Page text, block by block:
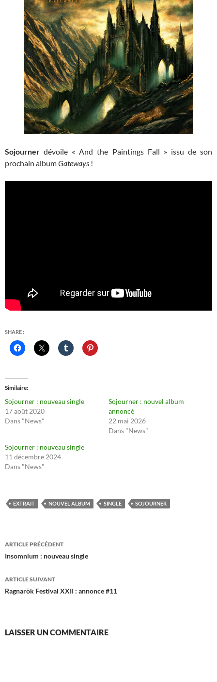
Sojourner dévoile « And the Paintings Fall » issu de son
prochain albumGateways !
SHARE :
Similaire
Sojourner : nouveau single
17 août 2020
Dans "News"
Sojourner : nouvel album
annoncé
22 mai 2026
Dans "News"
Sojourner : nouveau single
11 décembre 2024
Dans "News"
EXTRAIT NOUVEL ALBUM SINGLE SOJOURNER
Navigation
des
articles
ARTICLE PRÉCÉDENT
Insomnium : nouveau single
ARTICLE SUIVANT
Ragnarök Festival XXII : annonce #11
LAISSER UN COMMENTAIRE